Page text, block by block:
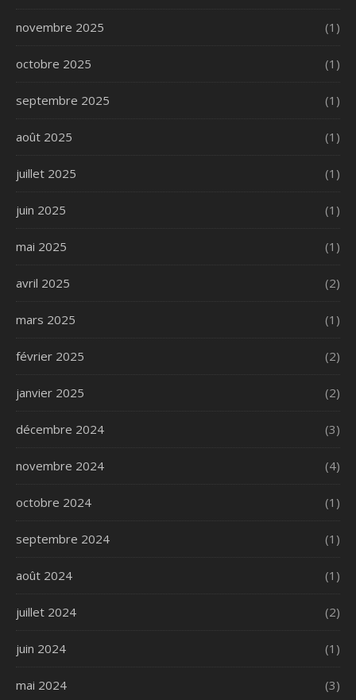
novembre 2025 (1)
octobre 2025 (1)
septembre 2025 (1)
août 2025 (1)
juillet 2025 (1)
juin 2025 (1)
mai 2025 (1)
avril 2025 (2)
mars 2025 (1)
février 2025 (2)
janvier 2025 (2)
décembre 2024 (3)
novembre 2024 (4)
octobre 2024 (1)
septembre 2024 (1)
août 2024 (1)
juillet 2024 (2)
juin 2024 (1)
mai 2024 (3)